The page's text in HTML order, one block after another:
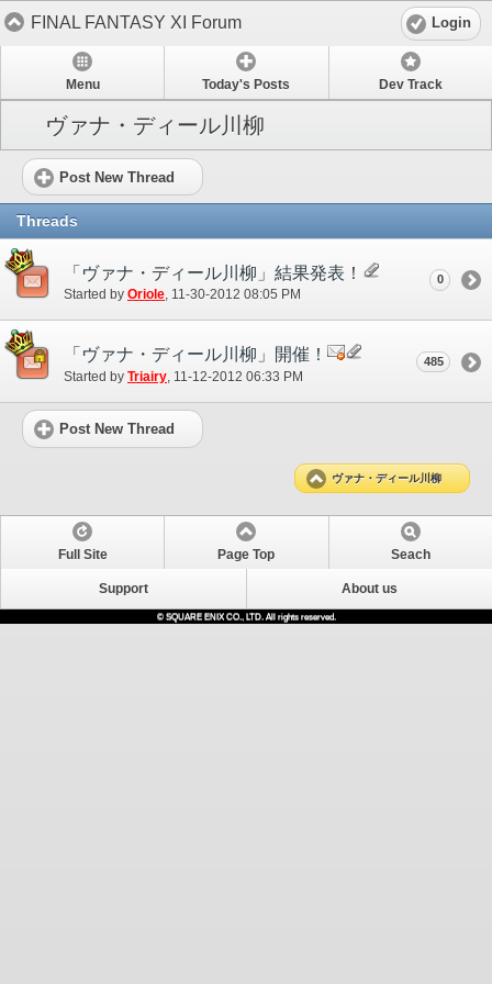
FINAL FANTASY XI Forum Login
Menu Today's Posts Dev Track
ヴァナ・ディール川柳
Post New Thread
Threads
「ヴァナ・ディール川柳」結果発表！
Started by Oriole‎, 11-30-2012 08:05 PM
0
「ヴァナ・ディール川柳」開催！
Started by Triairy ‎, 11-12-2012 06:33 PM
485
Post New Thread
ヴァナ・ディール川柳
Full Site Page Top Seach
Support About us
© SQUARE ENIX CO., LTD. All rights reserved.